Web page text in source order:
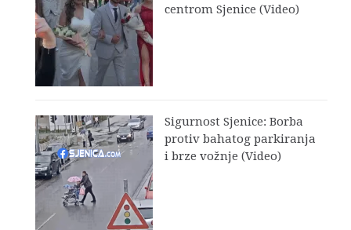
centrom Sjenice (Video)
Sigurnost Sjenice: Borba
protiv bahatog parkiranja
i brze vožnje (Video)